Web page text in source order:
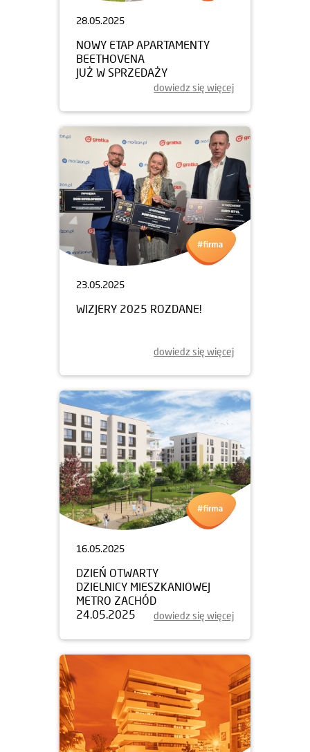
28.05.2025
NOWY ETAP APARTAMENTY
BEETHOVENA
JUŻ W SPRZEDAŻY
dowiedz się więcej
23.05.2025
WIZJERY 2025 ROZDANE!
dowiedz się więcej
16.05.2025
DZIEŃ OTWARTY
DZIELNICY MIESZKANIOWEJ
METRO ZACHÓD
24.05.2025
dowiedz się więcej